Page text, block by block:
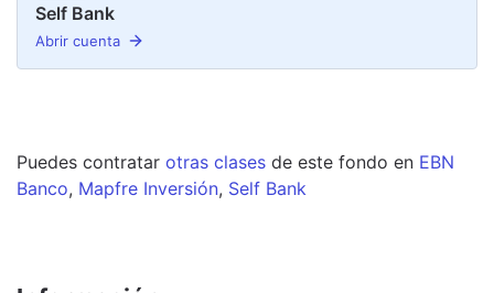
Self Bank
Abrir cuenta
Puedes contratar otras clases de este fondo en EBN
Banco, Mapfre Inversión, Self Bank